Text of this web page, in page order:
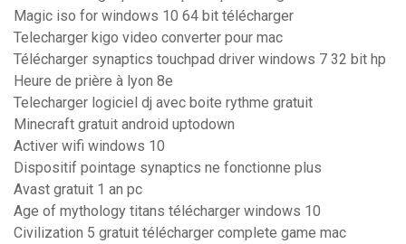
Magic iso for windows 10 64 bit télécharger
Telecharger kigo video converter pour mac
Télécharger synaptics touchpad driver windows 7 32 bit hp
Heure de prière à lyon 8e
Telecharger logiciel dj avec boite rythme gratuit
Minecraft gratuit android uptodown
Activer wifi windows 10
Dispositif pointage synaptics ne fonctionne plus
Avast gratuit 1 an pc
Age of mythology titans télécharger windows 10
Civilization 5 gratuit télécharger complete game mac